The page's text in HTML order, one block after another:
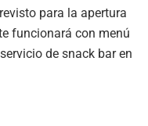
para la apertura
funcionará con menú
de snack bar en